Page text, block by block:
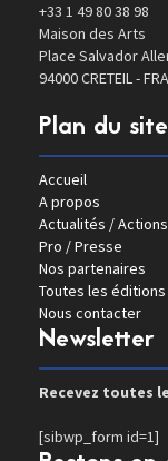
+33 1 49 80 38 98
Maison des Arts
Place Salvador
94000 CRETEIL -
Plan du site
Accueil
A propos
Actualités /
Pro / Presse
Nos partenaires
Toutes les
Nous contacter
Newsletter
Recevez toutes
[sibwp_form id=1]